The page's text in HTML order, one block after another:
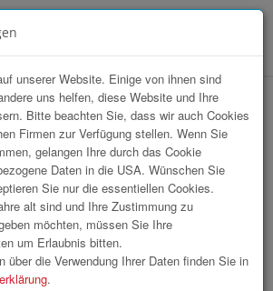
Stadtgemeinde Enns
unserer Website. Einige von ihnen sind
uns helfen, diese Website und Ihre
Bitte beachten Sie, dass wir auch Cookies
Firmen zur Verfügung stellen. Wenn Sie
gelangen Ihre durch das Cookie
Daten in die USA. Wünschen Sie
Sie nur die essentiellen Cookies.
alt sind und Ihre Zustimmung zu
möchten, müssen Sie Ihre
um Erlaubnis bitten.
über die Verwendung Ihrer Daten finden Sie in
.